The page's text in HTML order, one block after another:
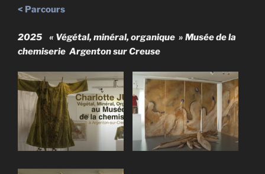
< Parcours
2025 « Végétal, minéral, organique » Musée de la
chemiserie Argenton sur Creuse